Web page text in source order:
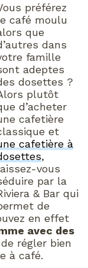
préférez
café moulu
que
dans
famille
adeptes
dosettes ?
plutôt
d’acheter
cafetière
et
cafetière à
,
vous
par la
& Bar qui
de
en effet
avec des
régler bien
à café.